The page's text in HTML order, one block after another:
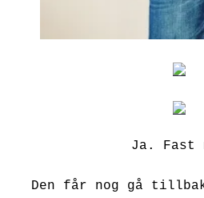
Ja. Fast
Den får nog gå